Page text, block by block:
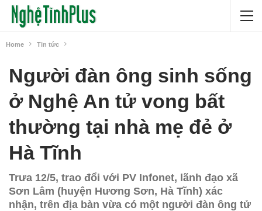
Home Tin tức
Người đàn ông sinh sống
ở Nghệ An tử vong bất
thường tại nhà mẹ đẻ ở
Hà Tĩnh
Trưa 12/5, trao đổi với PV Infonet, lãnh đạo xã
Sơn Lâm (huyện Hương Sơn, Hà Tĩnh) xác
nhận, trên địa bàn vừa có một người đàn ông tử